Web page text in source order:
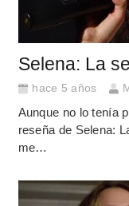
Selena: La
hace 5 años
Aunque no lo tenía
reseña de Selena:
me…